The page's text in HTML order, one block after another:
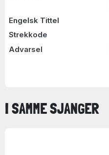
Engelsk Tittel
Strekkode
Advarsel
I SAMME SJANGER